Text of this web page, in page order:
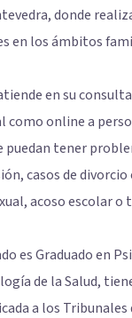
donde
en los ámbitos
en su
como online a
puedan tener
casos de
acoso escolar
es Graduado en
de la Salud,
a los Tribunales